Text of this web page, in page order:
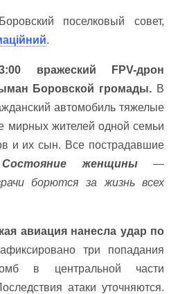
поселковый совет,
.
вражеский FPV-дрон
Боровской громады. В
автомобиль тяжелые
мирных жителей одной семьи
и их сын. Все пострадавшие
Состояние женщины—
борются за жизнь всех
авиация нанесла удар по
три попадания
в центральной части
атаки уточняются.